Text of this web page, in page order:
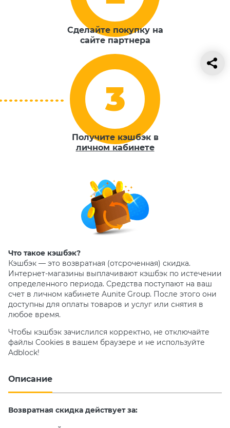
Сделайте покупку на
сайте партнера
Получите кэшбэк в
личном кабинете
Что такое кэшбэк?
Кэшбэк — это возвратная (отсроченная) скидка.
Интернет-магазины выплачивают кэшбэк по истечении
определенного периода. Средства поступают на ваш
счет в личном кабинете Aunite Group. После этого они
доступны для оплаты товаров и услуг или снятия в
любое время.
Чтобы кэшбэк зачислился корректно, не отключайте
файлы Cookies в вашем браузере и не используйте
Adblock!
Описание
Возвратная скидка действует за: